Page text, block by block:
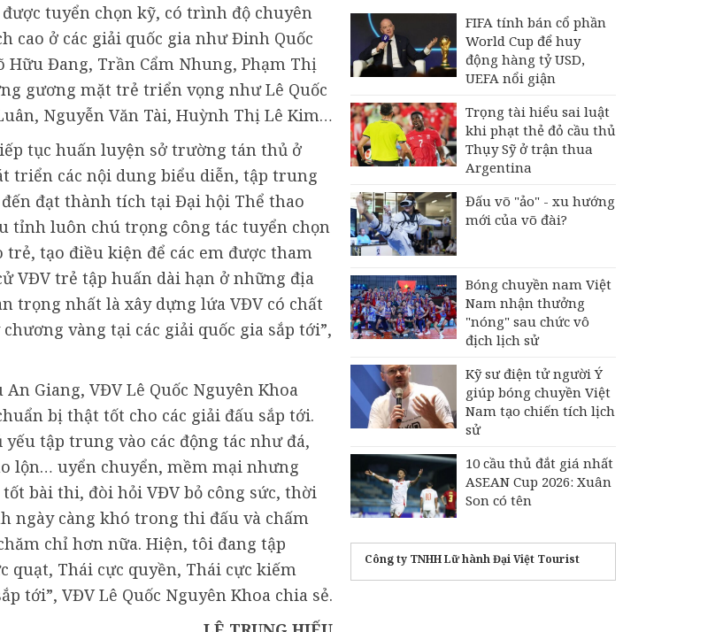
tuyển chọn kỹ, có trình độ chuyên
cao ở các giải quốc gia như Đinh Quốc
Hữu Đang, Trần Cẩm Nhung, Phạm Thị
gương mặt trẻ triển vọng như Lê Quốc
Nguyễn Văn Tài, Huỳnh Thị Lê Kim…
tục huấn luyện sở trường tán thủ ở
triển các nội dung biểu diễn, tập trung
đạt thành tích tại Đại hội Thể thao
tỉnh luôn chú trọng công tác tuyển chọn
tạo điều kiện để các em được tham
VĐV trẻ tập huấn dài hạn ở những địa
trọng nhất là xây dựng lứa VĐV có chất
vàng tại các giải quốc gia sắp tới”,
Giang, VĐV Lê Quốc Nguyên Khoa
bị thật tốt cho các giải đấu sắp tới.
tập trung vào các động tác như đá,
lộn… uyển chuyển, mềm mại nhưng
bài thi, đòi hỏi VĐV bỏ công sức, thời
ngày càng khó trong thi đấu và chấm
chỉ hơn nữa. Hiện, tôi đang tập
Thái cực quyền, Thái cực kiếm
tới”, VĐV Lê Quốc Nguyên Khoa chia sẻ.
FIFA tính bán cổ phần
World Cup để huy
động hàng tỷ USD,
UEFA nổi giận
Trọng tài hiểu sai luật
khi phạt thẻ đỏ cầu thủ
Thụy Sỹ ở trận thua
Argentina
Đấu võ "ảo" - xu hướng
mới của võ đài?
Bóng chuyền nam Việt
Nam nhận thưởng
"nóng" sau chức vô
địch lịch sử
Kỹ sư điện tử người Ý
giúp bóng chuyền Việt
Nam tạo chiến tích lịch
sử
10 cầu thủ đắt giá nhất
ASEAN Cup 2026: Xuân
Son có tên
Công ty TNHH Lữ hành Đại Việt Tourist